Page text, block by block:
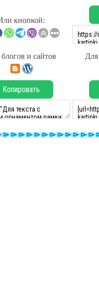
кнопкой:
и сайтов
Копировать